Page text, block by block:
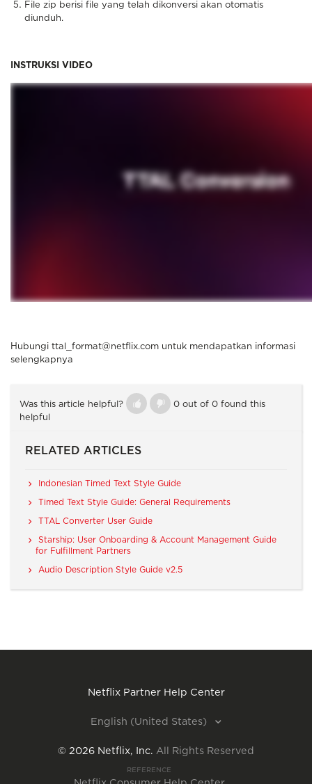
File zip berisi file yang telah dikonversi akan otomatis
diunduh.
INSTRUKSI VIDEO
Hubungi ttal_format@netflix.com untuk mendapatkan informasi
selengkapnya
Was this article helpful?
0 out of 0 found this
helpful
RELATED ARTICLES
Indonesian Timed Text Style Guide
Timed Text Style Guide: General Requirements
TTAL Converter User Guide
Starship: User Onboarding & Account Management Guide
for Fulfillment Partners
Audio Description Style Guide v2.5
Netflix Partner Help Center
English (United States)
© 2026 Netflix, Inc. All Rights Reserved
REFERENCE